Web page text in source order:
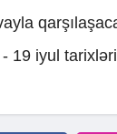
19 iyul